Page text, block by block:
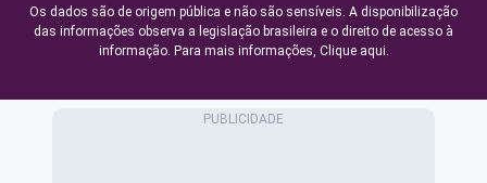
Os dados são de origem pública e não são sensíveis. A disponibilização
das informações observa a legislação brasileira e o direito de acesso à
informação. Para mais informações, Clique aqui.